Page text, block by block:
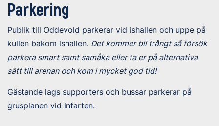
Parkering
Publik till Oddevold parkerar vid ishallen och uppe på
kullen bakom ishallen. Det kommer bli trångt så försök
parkera smart samt samåka eller ta er på alternativa
sätt till arenan och kom i mycket god tid!
Gästande lags supporters och bussar parkerar på
grusplanen vid infarten.